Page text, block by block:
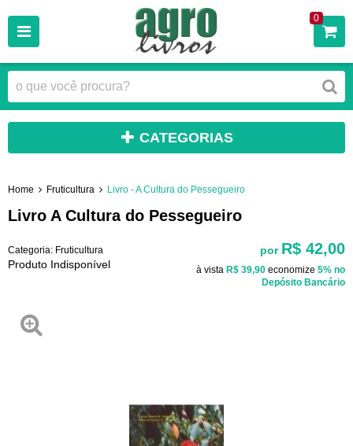
0
CATEGORIAS
Home Fruticultura Livro - A Cultura do Pessegueiro
Livro A Cultura do Pessegueiro
Categoria: Fruticultura
Produto Indisponível
por R$ 42,00
à vista R$ 39,90 economize 5% no
Depósito Bancário